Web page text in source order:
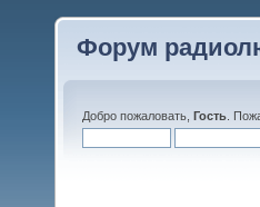
Форум
Добро пожаловать, Гость .